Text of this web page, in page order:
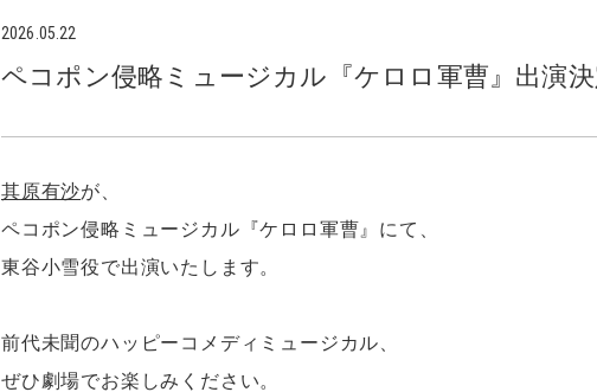
2026.05.22
ペコポン侵略ミュージカル『ケロロ軍曹』出演決
其原有沙が、
ペコポン侵略ミュージカル『ケロロ軍曹』にて、
東谷小雪役で出演いたします。
前代未聞のハッピーコメディミュージカル、
ぜひ劇場でお楽しみください。